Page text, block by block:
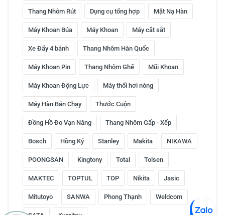
Thang Nhôm Rút Dụng cụ tổng hợp Mặt Nạ Hàn
Máy Khoan Búa Máy Khoan Máy cắt sắt
Xe Đẩy 4 bánh Thang Nhôm Hàn Quốc
Máy Khoan Pin Thang Nhôm Ghế Mũi Khoan
Máy Khoan Động Lực Máy thổi hơi nóng
Máy Hàn Bán Chạy Thước Cuộn
Đồng Hồ Đo Vạn Năng Thang Nhôm Gấp - Xếp
Bosch Hồng Ký Stanley Makita NIKAWA
POONGSAN Kingtony Total Tolsen
MAKTEC TOPTUL TOP Nikita Jasic
Mitutoyo SANWA Phong Thạnh Weldcom